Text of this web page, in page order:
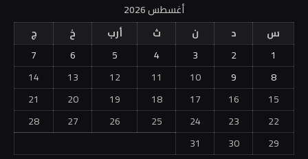
أغسطس 2026
س
د ن ث أرب خ
ج
1
2
3
4
5
6
7
8
9
10
11
12
13
14
15
16
17
18
19
20
21
22
23
24
25
26
27
28
29
30
31